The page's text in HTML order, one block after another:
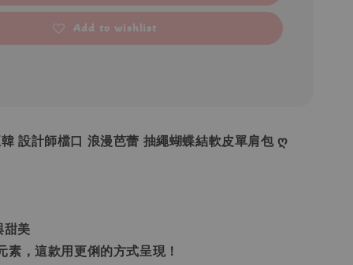
Add to wishlist
韓 設計師檔口 浪漫芭蕾 抽繩蝴蝶結軟皮單肩包 ღ
甜美
素，這款用更俐的方式呈現！